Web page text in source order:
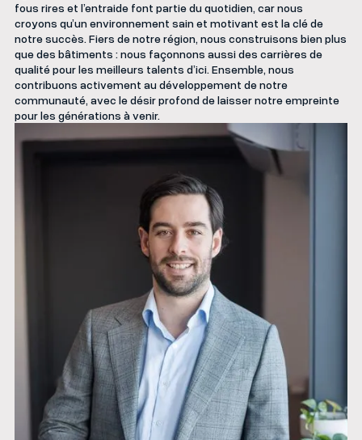
fous rires et l’entraide font partie du quotidien, car nous
croyons qu’un environnement sain et motivant est la clé de
notre succès. Fiers de notre région, nous construisons bien plus
que des bâtiments : nous façonnons aussi des carrières de
qualité pour les meilleurs talents d’ici. Ensemble, nous
contribuons activement au développement de notre
communauté, avec le désir profond de laisser notre empreinte
pour les générations à venir.